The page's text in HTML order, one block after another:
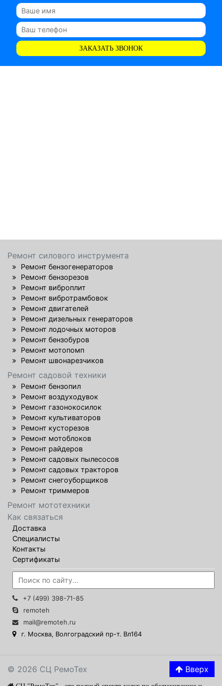
ЗАКАЗАТЬ ЗВОНОК
Ремонт силового инструмента
Ремонт бензогенераторов
Ремонт бензорезов
Ремонт виброплит
Ремонт вибротрамбовок
Ремонт двигателей
Ремонт дизельных генераторов
Ремонт лодочных моторов
Ремонт бензобуров
Ремонт мотопомп
Ремонт швонарезчиков
Ремонт садовой техники
Ремонт бензопил
Ремонт воздуходувок
Ремонт газонокосилок
Ремонт культиваторов
Ремонт кусторезов
Ремонт мотоблоков
Ремонт райдеров
Ремонт садовых пылесосов
Ремонт садовых тракторов
Ремонт снегоуборщиков
Ремонт триммеров
Ремонт мототехники
Как связаться
Доставка
Специалисты
Контакты
Сертификаты
+7 (499) 398-71-85
remoteh
mail@remoteh.ru
г. Москва, Волгоградский пр-т. Вл164
© 2026 СЦ РемоТех Вверх